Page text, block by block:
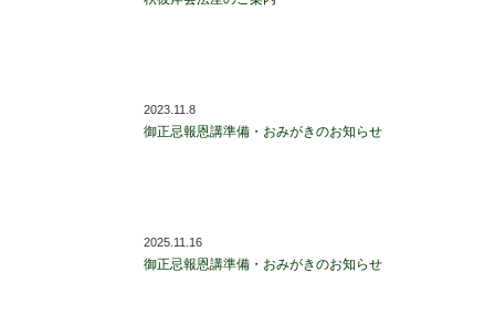
2023.11.8
御正忌報恩講準備・おみがきのお知らせ
2025.11.16
御正忌報恩講準備・おみがきのお知らせ